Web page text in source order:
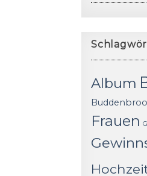
Album
Frauen